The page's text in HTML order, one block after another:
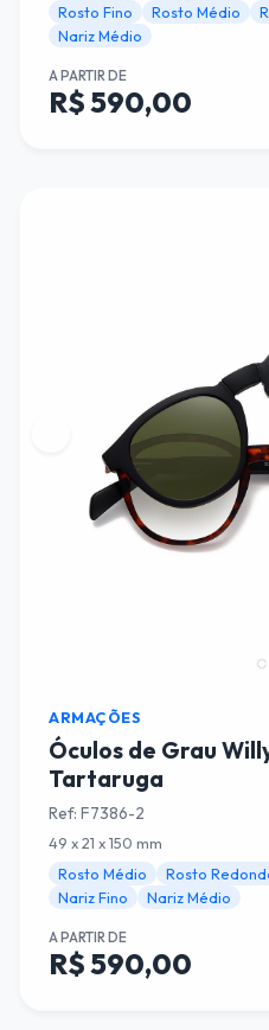
Rosto Fino
Rosto Médio
Nariz Médio
A PARTIR DE
R$ 590,00
ARMAÇÕES
Óculos de Grau
Tartaruga
Ref: F7386-2
49 x 21 x 150 mm
Rosto Médio
Rosto
Nariz Fino
Nariz Médio
A PARTIR DE
R$ 590,00